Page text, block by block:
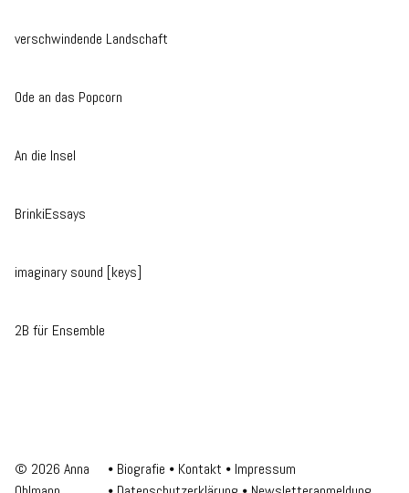
verschwindende Landschaft
Ode an das Popcorn
An die Insel
BrinkiEssays
imaginary sound [keys]
2B für Ensemble
© 2026 Anna
Biografie Kontakt
Impressum